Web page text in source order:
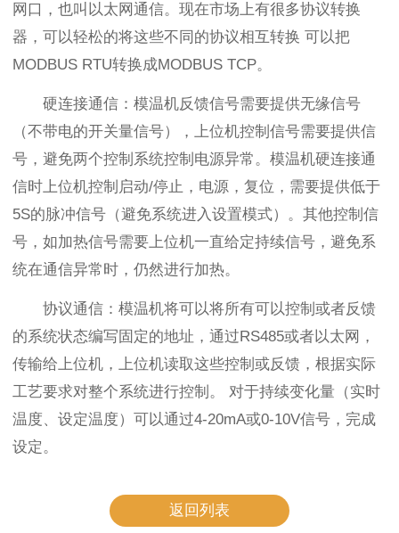
网口，也叫以太网通信。现在市场上有很多协议转换
器，可以轻松的将这些不同的协议相互转换 可以把
MODBUS RTU转换成MODBUS TCP。
硬连接通信：模温机反馈信号需要提供无缘信号
（不带电的开关量信号），上位机控制信号需要提供信
号，避免两个控制系统控制电源异常。模温机硬连接通
信时上位机控制启动/停止，电源，复位，需要提供低于
5S的脉冲信号（避免系统进入设置模式）。其他控制信
号，如加热信号需要上位机一直给定持续信号，避免系
统在通信异常时，仍然进行加热。
协议通信：模温机将可以将所有可以控制或者反馈
的系统状态编写固定的地址，通过RS485或者以太网，
传输给上位机，上位机读取这些控制或反馈，根据实际
工艺要求对整个系统进行控制。 对于持续变化量（实时
温度、设定温度）可以通过4-20mA或0-10V信号，完成
设定。
返回列表